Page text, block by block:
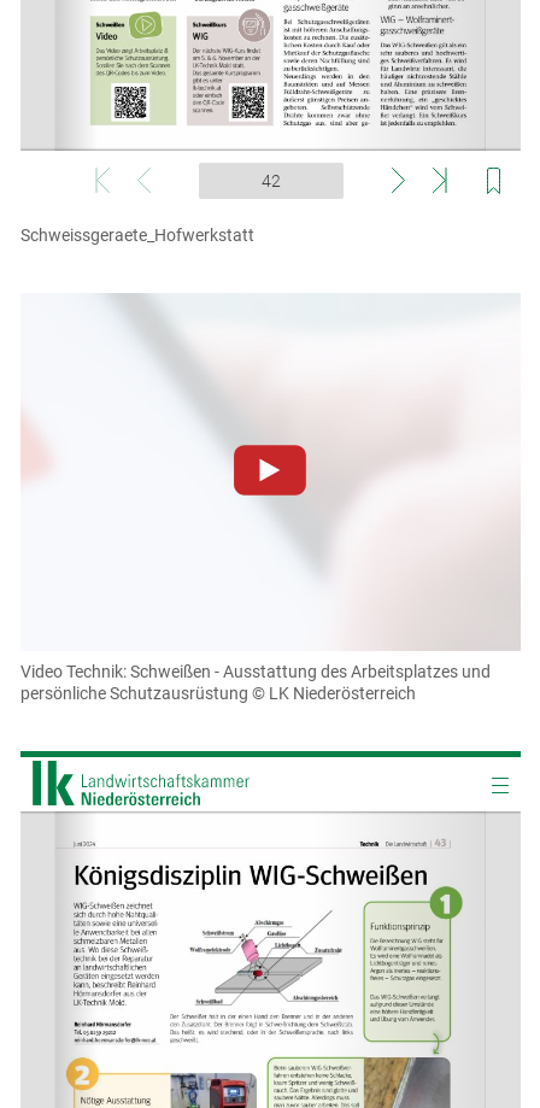
Schweissgeraete_Hofwerkstatt
einsehen und korrigieren
Akzeptieren
Cookies Einstellungen
Video Technik: Schweißen - Ausstattung des Arbeitsplatzes und
persönliche Schutzausrüstung © LK Niederösterreich